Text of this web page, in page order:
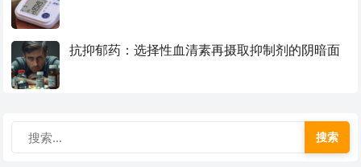
抗抑郁药：选择性血清素再摄取抑制剂的阴暗面
搜索